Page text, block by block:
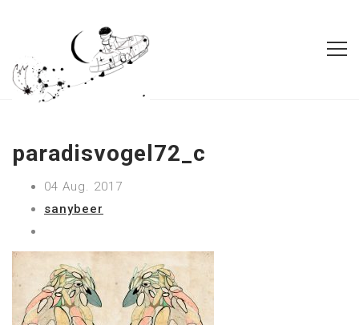
paradisvogel72_c
04 Aug. 2017
sanybeer